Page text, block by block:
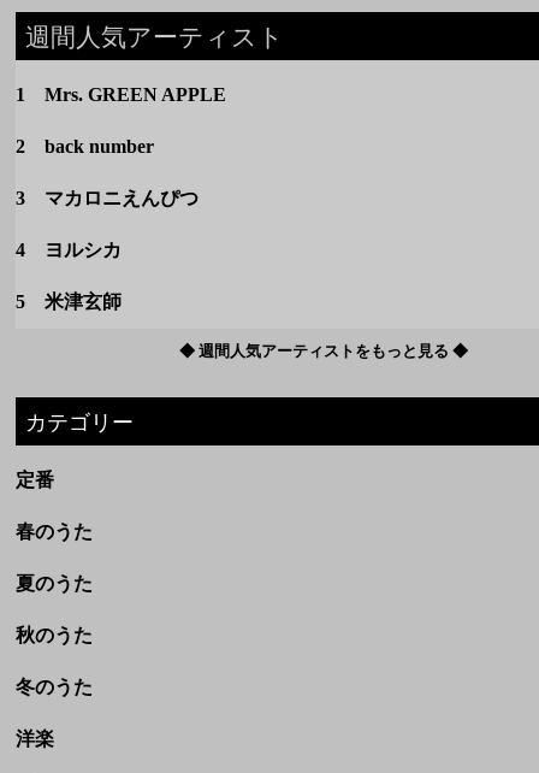
週間人気アーティスト
1 Mrs. GREEN APPLE
2 back number
3 マカロニえんぴつ
4 ヨルシカ
5 米津玄師
◆ 週間人気アーティストをもっと見る ◆
カテゴリー
定番
春のうた
夏のうた
秋のうた
冬のうた
洋楽